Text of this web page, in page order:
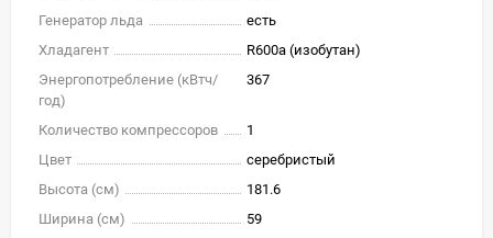
Генератор льда
есть
Хладагент
R600a (изобутан)
Энергопотребление (кВтч/
год)
367
Количество компрессоров
1
Цвет
серебристый
Высота (см)
181.6
Ширина (см)
59